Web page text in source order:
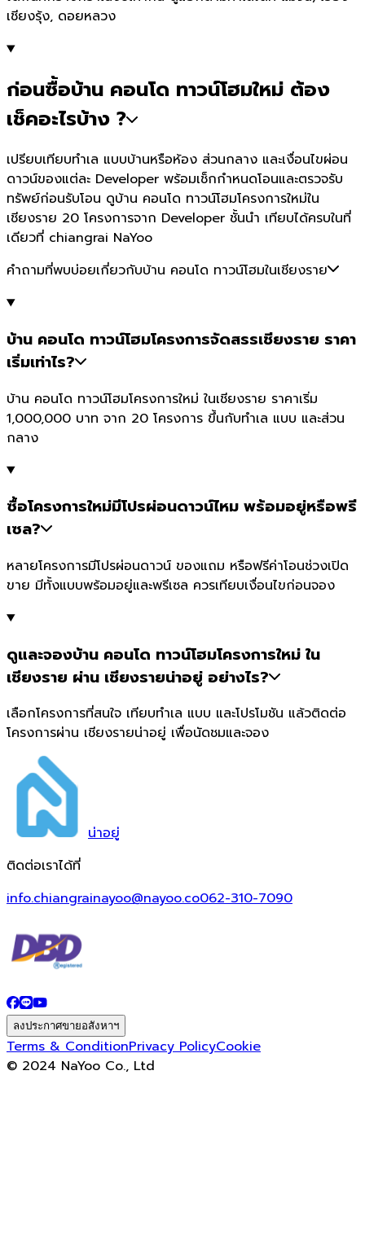
เชียงรุ้ง, ดอยหลวง
ก่อนซื้อบ้าน คอนโด ทาวน์โฮมใหม่ ต้อง
เช็คอะไรบ้าง ?
เปรียบเทียบทำเล แบบบ้านหรือห้อง ส่วนกลาง และเงื่อนไขผ่อน
ดาวน์ของแต่ละ Developer พร้อมเช็กกำหนดโอนและตรวจรับ
ทรัพย์ก่อนรับโอน ดูบ้าน คอนโด ทาวน์โฮมโครงการใหม่ใน
เชียงราย 20 โครงการจาก Developer ชั้นนำ เทียบได้ครบในที่
เดียวที่ chiangrai NaYoo
คำถามที่พบบ่อยเกี่ยวกับบ้าน คอนโด ทาวน์โฮมในเชียงราย
บ้าน คอนโด ทาวน์โฮมโครงการจัดสรรเชียงราย ราคา
เริ่มเท่าไร?
บ้าน คอนโด ทาวน์โฮมโครงการใหม่ ในเชียงราย ราคาเริ่ม
1,000,000 บาท จาก 20 โครงการ ขึ้นกับทำเล แบบ และส่วน
กลาง
ซื้อโครงการใหม่มีโปรผ่อนดาวน์ไหม พร้อมอยู่หรือพรี
เซล?
หลายโครงการมีโปรผ่อนดาวน์ ของแถม หรือฟรีค่าโอนช่วงเปิด
ขาย มีทั้งแบบพร้อมอยู่และพรีเซล ควรเทียบเงื่อนไขก่อนจอง
ดูและจองบ้าน คอนโด ทาวน์โฮมโครงการใหม่ ใน
เชียงราย ผ่าน เชียงรายน่าอยู่ อย่างไร?
เลือกโครงการที่สนใจ เทียบทำเล แบบ และโปรโมชัน แล้วติดต่อ
โครงการผ่าน เชียงรายน่าอยู่ เพื่อนัดชมและจอง
น่าอยู่
ติดต่อเราได้ที่
info.chiangrainayoo@nayoo.co062-310-7090
ลงประกาศขายอสังหาฯ
Terms & ConditionPrivacy PolicyCookie
© 2024 NaYoo Co., Ltd